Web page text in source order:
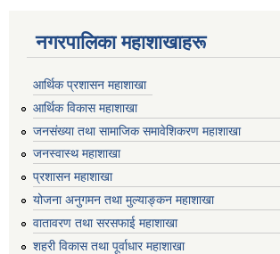
नगरपालिका महाशाखाहरू
आर्थिक प्रशासन महाशाखा
आर्थिक विकास महाशाखा
जनसंख्या तथा सामाजिक समावेशिकरण महाशाखा
जनस्वास्थ महाशाखा
प्रशासन महाशाखा
योजना अनुगमन तथा मुल्याङ्कन महाशाखा
वातावरण तथा सरसफाई महाशाखा
शहरी विकास तथा पूर्वाधार महाशाखा